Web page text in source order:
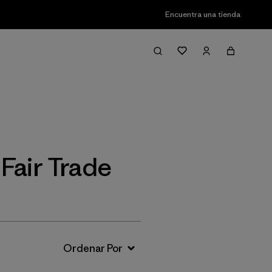
Encuentra una tienda
Filter & Sort
Trade